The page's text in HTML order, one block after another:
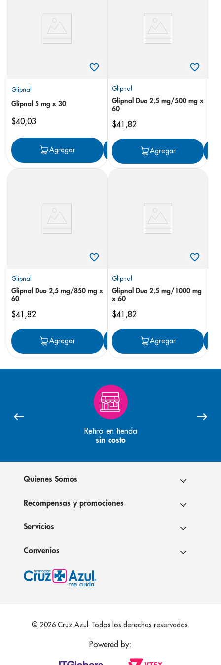
Glipnal
Glipnal 5 mg x 30
$40,03
Agregar Agregar
Glipnal
Glipnal Duo 2,5 mg/500 mg x
60
$41 ,82
Agregar
Glipnal
Glipnal Duo 2,5 mg/850 mg x
60
$41 ,82
Agregar Agregar
Glipnal
Glipnal Duo 2,5 mg/1000 mg
x 60
$41 ,82
Agregar
Retiro en tienda
sin costo
Quienes Somos
Recompensas y promociones
Servicios
Convenios
© 2026 Cruz Azul. Todos los derechos reservados.
Powered by:
pediasure
panolini